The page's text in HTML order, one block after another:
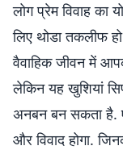
लोग प्रेम विवाह का
लिए थोडा तकलीफ
वैवाहिक जीवन में
लेकिन यह खुशियां
अनबन बन सकता है.
और विवाद होगा.